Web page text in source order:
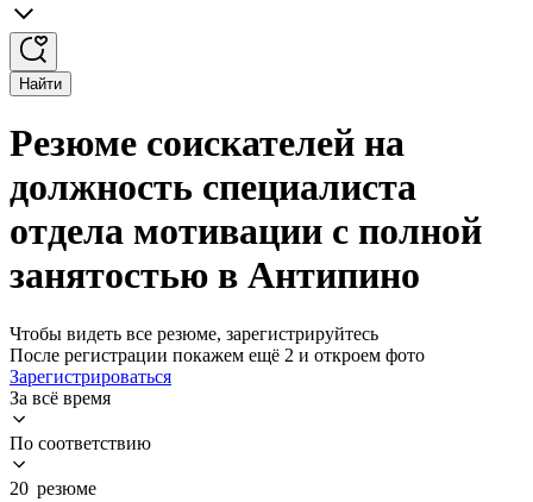
Найти
Резюме соискателей на
должность специалиста
отдела мотивации с полной
занятостью в Антипино
Чтобы видеть все резюме, зарегистрируйтесь
После регистрации покажем ещё 2 и откроем фото
Зарегистрироваться
За всё время
По соответствию
20 резюме